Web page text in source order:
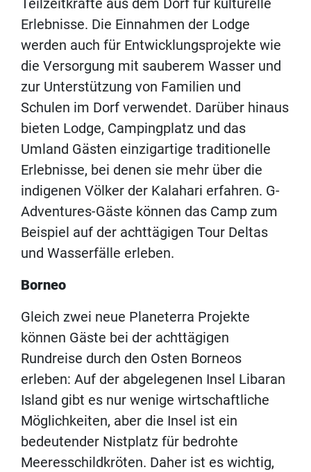
Teilzeitkräfte aus dem Dorf für kulturelle
Erlebnisse. Die Einnahmen der Lodge
werden auch für Entwicklungsprojekte wie
die Versorgung mit sauberem Wasser und
zur Unterstützung von Familien und
Schulen im Dorf verwendet. Darüber hinaus
bieten Lodge, Campingplatz und das
Umland Gästen einzigartige traditionelle
Erlebnisse, bei denen sie mehr über die
indigenen Völker der Kalahari erfahren. G-
Adventures-Gäste können das Camp zum
Beispiel auf der achttägigen Tour Deltas
und Wasserfälle erleben.
Borneo
Gleich zwei neue Planeterra Projekte
können Gäste bei der achttägigen
Rundreise durch den Osten Borneos
erleben: Auf der abgelegenen Insel Libaran
Island gibt es nur wenige wirtschaftliche
Möglichkeiten, aber die Insel ist ein
bedeutender Nistplatz für bedrohte
Meeresschildkröten. Daher ist es wichtig,